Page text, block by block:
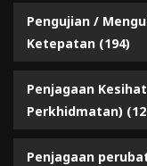
Pengujian /
Ketepatan (194)
Penjagaan
Perkhidmatan)
Penjagaan